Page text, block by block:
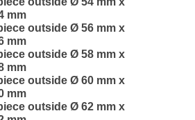
mm
outside Ø 56 mm x
mm
outside Ø 58 mm x
mm
outside Ø 60 mm x
mm
outside Ø 62 mm x